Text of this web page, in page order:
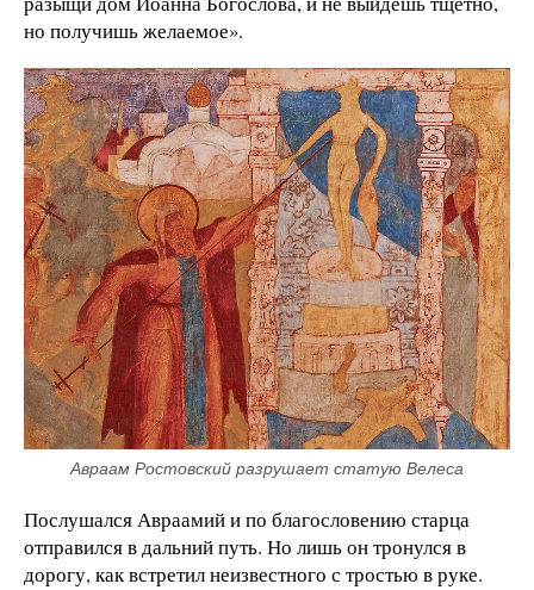
но получишь желаемое».
Авраам Ростовский разрушает статую Велеса
Послушался Авраамий и по благословению старца
отправился в дальний путь. Но лишь он тронулся в
дорогу, как встретил неизвестного с тростью в руке.